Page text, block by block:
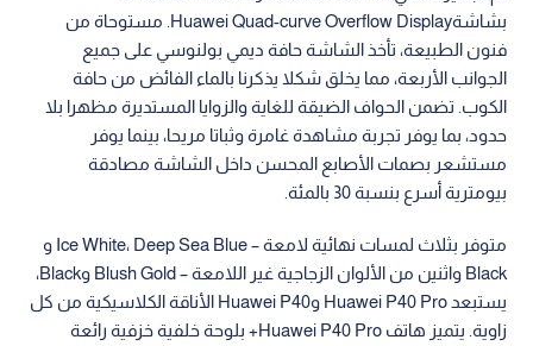
بشاشةHuawei Quad-curve Overflow Display. مستوحاة من
فنون الطبيعة، تأخذ الشاشة حافة ديمي بولنوسي على جميع
الجوانب الأربعة، مما يخلق شكلا يذكرنا بالماء الفائض من حافة
الكوب. تضمن الحواف الضيقة للغاية والزوايا المستديرة مظهرا بلا
حدود، بما يوفر تجربة مشاهدة غامرة وثباتا مريحا، بينما يوفر
مستشعر بصمات الأصابع المحسن داخل الشاشة مصادقة
بيومترية أسرع بنسبة 30 بالمئة.
متوفر بثلاث لمسات نهائية لامعة – Ice White، Deep Sea Blue و
Black واثنين من الألوان الزجاجية غير اللامعة – Blush Gold وBlack،
يستبعد Huawei P40 Pro وHuawei P40 الأناقة الكلاسيكية من كل
زاوية. يتميز هاتف Huawei P40 Pro+ بلوحة خلفية خزفية رائعة